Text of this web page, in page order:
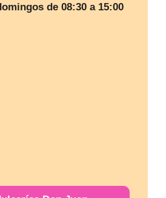
de 08:30 a 15:00